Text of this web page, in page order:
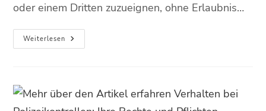
oder einem Dritten zuzueignen, ohne Erlaubnis…
Weiterlesen